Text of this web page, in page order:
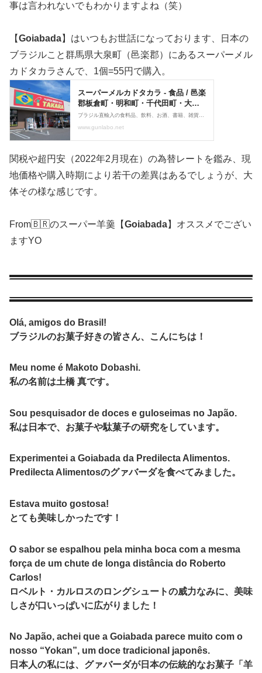
事は言われないでもわかりますよね（笑）
【Goiabada】はいつもお世話になっております、日本の
ブラジルこと群馬県大泉町（邑楽郡）にあるスーパーメル
カドタカラさんで、1個=55円で購入。
関税や超円安（2022年2月現在）の為替レートを鑑み、現
地価格や購入時期により若干の差異はあるでしょうが、大
体その様な感じです。
From🇧🇷のスーパー羊羹【Goiabada】オススメでござい
ますYO
Olá, amigos do Brasil!
ブラジルのお菓子好きの皆さん、こんにちは！
Meu nome é Makoto Dobashi.
私の名前は土橋 真です。
Sou pesquisador de doces e guloseimas no Japão.
私は日本で、お菓子や駄菓子の研究をしています。
Experimentei a Goiabada da Predilecta Alimentos.
Predilecta Alimentosのグァバーダを食べてみました。
Estava muito gostosa!
とても美味しかったです！
O sabor se espalhou pela minha boca com a mesma
força de um chute de longa distância do Roberto
Carlos!
ロベルト・カルロスのロングシュートの威力なみに、美味
しさが口いっぱいに広がりました！
No Japão, achei que a Goiabada parece muito com o
nosso “Yokan”, um doce tradicional japonês.
日本人の私には、グァバーダが日本の伝統的なお菓子「羊